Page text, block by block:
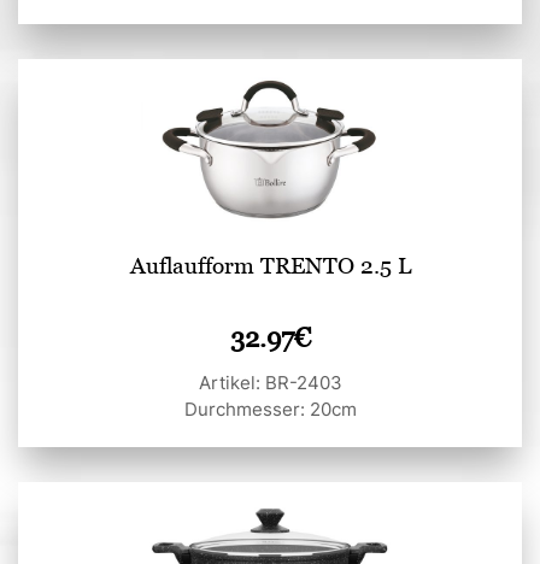
Auflaufform TRENTO 2.5 L
32.97€
Artikel: BR-2403
Durchmesser: 20cm